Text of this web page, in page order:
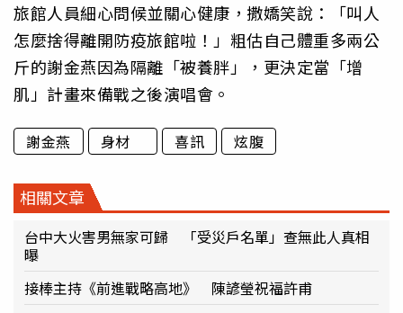
旅館人員細心問候並關心健康，撒嬌笑說：「叫人
怎麼捨得離開防疫旅館啦！」粗估自己體重多兩公
斤的謝金燕因為隔離「被養胖」，更決定當「增
肌」計畫來備戰之後演唱會。
謝金燕 身材 喜訊 炫腹
相關文章
台中大火害男無家可歸 「受災戶名單」查無此人真相
曝
接棒主持《前進戰略高地》 陳諺瑩祝福許甫